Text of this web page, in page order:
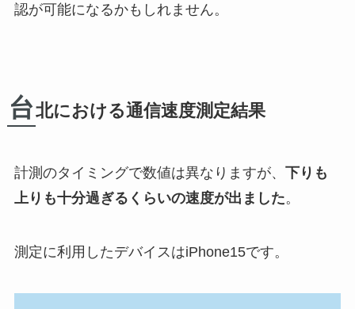
認が可能になるかもしれません。
台北における通信速度測定結果
計測のタイミングで数値は異なりますが、 下りも
上りも十分過ぎるくらいの速度が出ました。
測定に利用したデバイスはiPhone15です。